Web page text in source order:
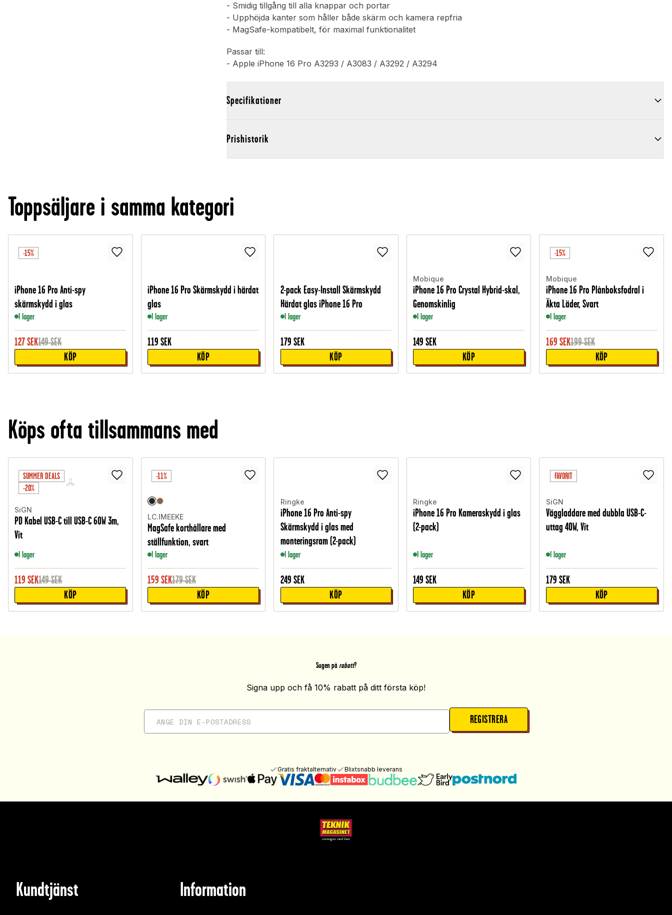
- Smidig tillgång till alla knappar och portar
- Upphöjda kanter som håller både skärm och kamera repfria
- MagSafe-kompatibelt, för maximal funktionalitet
Passar till:
- Apple iPhone 16 Pro A3293 / A3083 / A3292 / A3294
Specifikationer
Prishistorik
Toppsäljare i samma kategori
-15%
iPhone 16 Pro Anti-spy
skärmskydd i glas
I lager
127SEK149SEK
KÖP
iPhone 16 Pro Skärmskydd i härdat
glas
I lager
119 SEK
KÖP
2-pack Easy-Install Skärmskydd
Härdat glas iPhone 16 Pro
I lager
179 SEK
KÖP
Mobique
iPhone 16 Pro Crystal Hybrid-skal,
Genomskinlig
I lager
149 SEK
KÖP
-15%
Mobique
iPhone 16 Pro Plånboksfodral i
Äkta Läder, Svart
I lager
169 SEK199SEK
KÖP
Köps ofta tillsammans med
SUMMER DEALS
-20%
SiGN
PD Kabel USB-C till USB-C 60W 3m,
Vit
I lager
119 SEK149SEK
KÖP
-11%
LC.IMEEKE
MagSafe korthållare med
ställfunktion, svart
I lager
159 SEK179SEK
KÖP
Ringke
iPhone 16 Pro Anti-spy
Skärmskydd i glas med
monteringsram (2-pack)
I lager
249 SEK
KÖP
Ringke
iPhone 16 Pro Kameraskydd i glas
(2-pack)
I lager
149 SEK
KÖP
FAVORIT
SiGN
Väggladdare med dubbla USB-C-
uttag 40W, Vit
I lager
179 SEK
KÖP
Sugen på rabatt?
Signa upp och få 10% rabatt på ditt första köp!
REGISTRERA
Gratis fraktalternativ Blixtsnabb leverans
Kundtjänst Information